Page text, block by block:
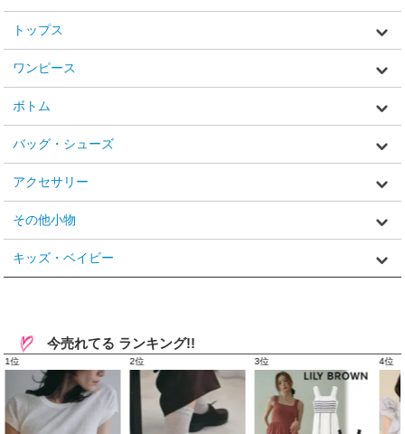
トップス
ワンピース
ボトム
バッグ・シューズ
アクセサリー
その他小物
キッズ・ベイビー
今売れてる ランキング!!